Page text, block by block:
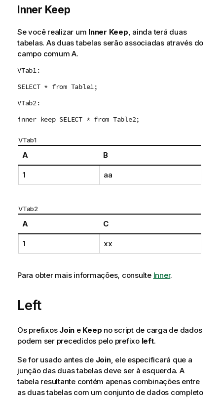
Inner Keep
Se você realizar um Inner Keep , ainda terá duas
tabelas. As duas tabelas serão associadas através do
campo comum A.
VTab1:
SELECT * from Table1;
VTab2:
inner keep SELECT * from Table2;
VTab1
A B
1 aa
VTab2
A C
1 xx
Para obter mais informações, consulte Inner.
Left
Os prefixos Join e Keep no script de carga de dados
podem ser precedidos pelo prefixo left.
Se for usado antes de Join, ele especificará que a
junção das duas tabelas deve ser à esquerda. A
tabela resultante contém apenas combinações entre
as duas tabelas com um conjunto de dados completo